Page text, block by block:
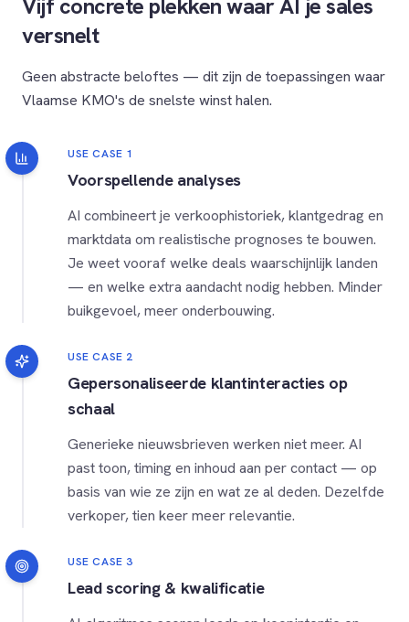
Vijf concrete plekken waar AI je sales
versnelt
Geen abstracte beloftes — dit zijn de toepassingen waar
Vlaamse KMO's de snelste winst halen.
USE CASE 1
Voorspellende analyses
AI combineert je verkoophistoriek, klantgedrag en
marktdata om realistische prognoses te bouwen.
Je weet vooraf welke deals waarschijnlijk landen
— en welke extra aandacht nodig hebben. Minder
buikgevoel, meer onderbouwing.
USE CASE 2
Gepersonaliseerde klantinteracties op
schaal
Generieke nieuwsbrieven werken niet meer. AI
past toon, timing en inhoud aan per contact — op
basis van wie ze zijn en wat ze al deden. Dezelfde
verkoper, tien keer meer relevantie.
USE CASE 3
Lead scoring & kwalificatie